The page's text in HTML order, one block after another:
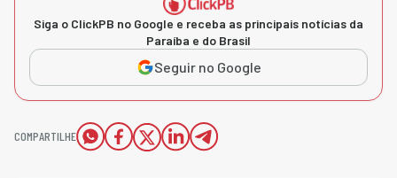
Siga o ClickPB no Google e receba as principais notícias da
Paraíba e do Brasil
Seguir no Google
COMPARTILHE